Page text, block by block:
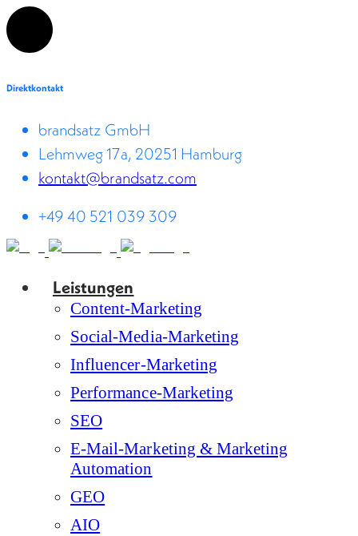
Direktkontakt
brandsatz GmbH
Lehmweg 17a, 20251 Hamburg
kontakt@brandsatz.com
+49 40 521 039 309
Leistungen
Content-Marketing
Social-Media-Marketing
Influencer-Marketing
Performance-Marketing
SEO
E-Mail-Marketing & Marketing
Automation
GEO
AIO